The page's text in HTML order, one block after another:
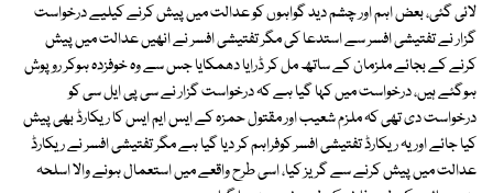
لائی گئی، بعض اہم اور چشم دید گواہوں کو عدالت میں پیش کرنے کیلیے درخواست
گزار نے تفتیشی افسر سے استدعا کی مگر تفتیشی افسر نے انھیں عدالت میں پیش
کرنے کے بجائے ملزمان کے ساتھ مل کر ڈرایا دھمکایا جس سے وہ خوفزدہ ہوکر روپوش
ہوگئے ہیں، درخواست میں کہا گیا ہے کہ درخواست گزار نے سی پی ایل سی کو
درخواست دی تھی کہ ملزم شعیب اور مقتول حمزہ کے ایس ایم ایس کا ریکارڈ بھی پیش
کیا جائے اور یہ ریکارڈ تفتیشی افسر کوفراہم کر دیا گیا ہے مگر تفتیشی افسر نے ریکارڈ
عدالت میں پیش کرنے سے گریز کیا، اسی طرح واقعے میں استعمال ہونے والا اسلحہ